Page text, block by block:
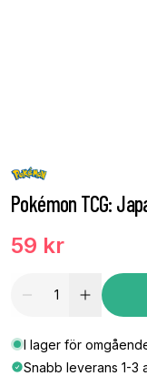
Pokémon TCG:
59 kr
I lager för
Snabb leverans 1-3